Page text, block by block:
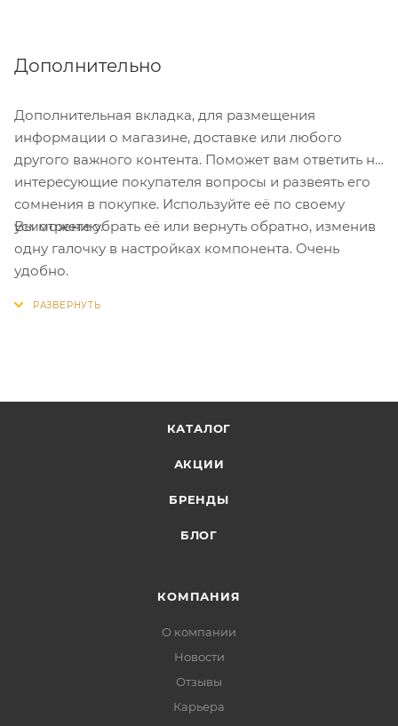
Дополнительно
Дополнительная вкладка, для размещения
информации о магазине, доставке или любого
другого важного контента. Поможет вам ответить на
интересующие покупателя вопросы и развеять его
сомнения в покупке. Используйте её по своему
усмотрению.
Вы можете убрать её или вернуть обратно, изменив
одну галочку в настройках компонента. Очень
удобно.
КАТАЛОГ
АКЦИИ
БРЕНДЫ
БЛОГ
КОМПАНИЯ
О компании
Новости
Отзывы
Карьера